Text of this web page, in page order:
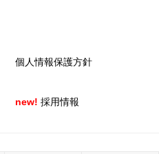
個人情報保護方針
new! 採用情報